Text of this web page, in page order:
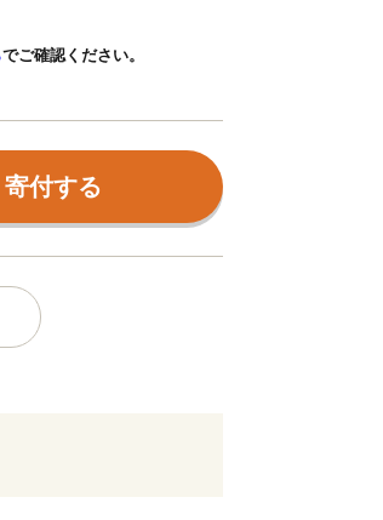
でご確認ください。
寄付する